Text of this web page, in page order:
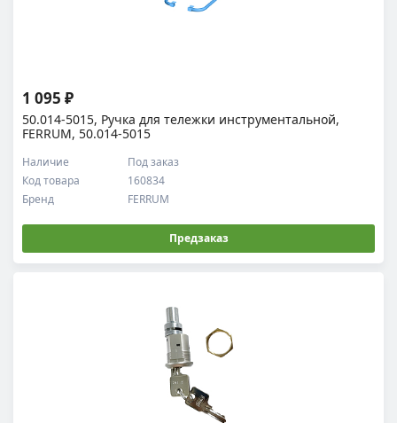
50.014-5015, Ручка для тележки инструментальной,
FERRUM, 50.014-5015
Код товара 160834
Наличие Под заказ
Бренд FERRUM
1 095 ₽
Предзаказ